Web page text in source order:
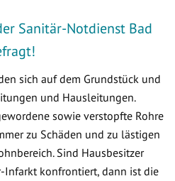
Sanitär-Notdienst Bad
sich auf dem Grundstück und
und Hausleitungen.
sowie verstopfte Rohre
zu Schäden und zu lästigen
Sind Hausbesitzer
Infarkt konfrontiert, dann ist die